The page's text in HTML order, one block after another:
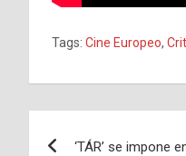
Tags: Cine Europeo,
‘TÁR’ se impone